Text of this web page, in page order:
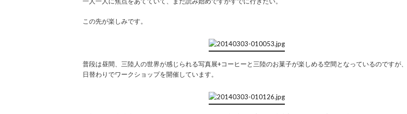
この先が楽しみです。
普段は昼間、三陸人の世界が感じられる写真展+コーヒーと三陸のお菓子が楽しめる空間となっているのですが、
日替わりでワークショップを開催しています。